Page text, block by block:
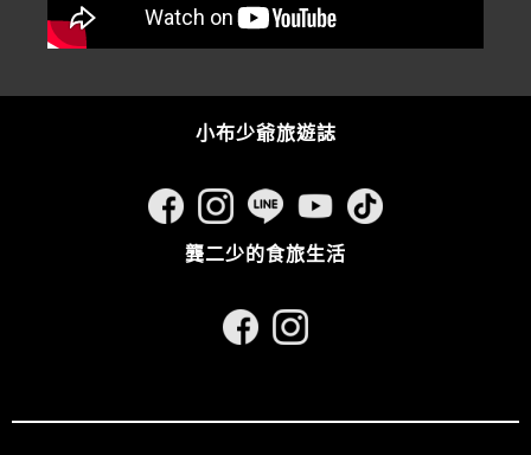
小布少爺旅遊誌
龔二少的食旅生活